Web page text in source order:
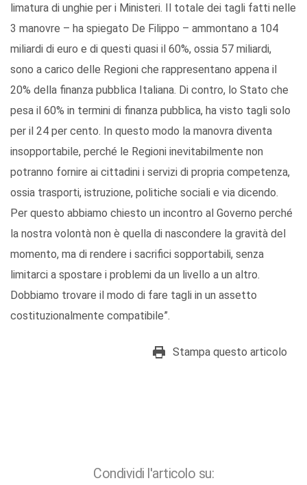
limatura di unghie per i Ministeri. Il totale dei tagli fatti nelle
3 manovre – ha spiegato De Filippo – ammontano a 104
miliardi di euro e di questi quasi il 60%, ossia 57 miliardi,
sono a carico delle Regioni che rappresentano appena il
20% della finanza pubblica Italiana. Di contro, lo Stato che
pesa il 60% in termini di finanza pubblica, ha visto tagli solo
per il 24 per cento. In questo modo la manovra diventa
insopportabile, perché le Regioni inevitabilmente non
potranno fornire ai cittadini i servizi di propria competenza,
ossia trasporti, istruzione, politiche sociali e via dicendo.
Per questo abbiamo chiesto un incontro al Governo perché
la nostra volontà non è quella di nascondere la gravità del
momento, ma di rendere i sacrifici sopportabili, senza
limitarci a spostare i problemi da un livello a un altro.
Dobbiamo trovare il modo di fare tagli in un assetto
costituzionalmente compatibile”.
Stampa questo articolo
Condividi l'articolo su: